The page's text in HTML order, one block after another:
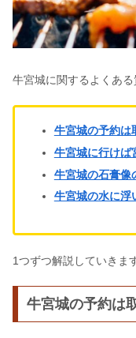
牛宮城に関するよくある
牛宮城の予約は
牛宮城に行けば
牛宮城の石膏像
牛宮城の水に浮
1つずつ解説していきま
牛宮城の予約は